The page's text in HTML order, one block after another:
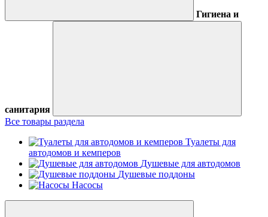
Гигиена и
санитария
Все товары раздела
Туалеты для
автодомов и кемперов
Душевые для автодомов
Душевые поддоны
Насосы